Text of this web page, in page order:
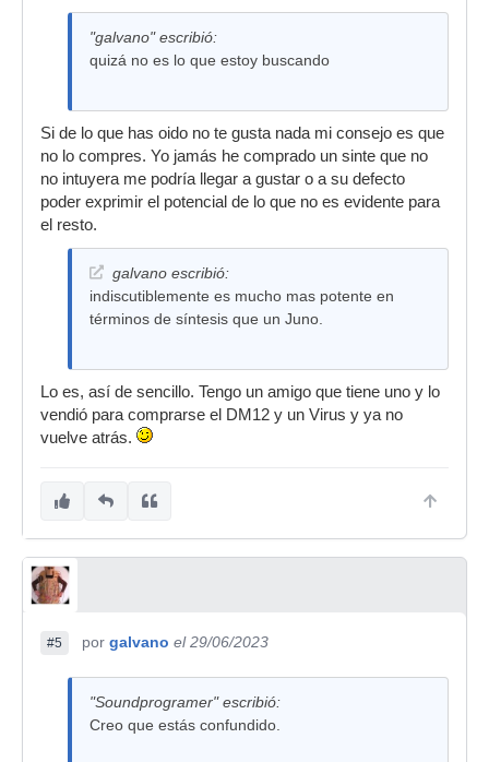
"galvano" escribió:
quizá no es lo que estoy buscando
Si de lo que has oido no te gusta nada mi consejo es que
no lo compres. Yo jamás he comprado un sinte que no
no intuyera me podría llegar a gustar o a su defecto
poder exprimir el potencial de lo que no es evidente para
el resto.
galvano escribió:
indiscutiblemente es mucho mas potente en
términos de síntesis que un Juno.
Lo es, así de sencillo. Tengo un amigo que tiene uno y lo
vendió para comprarse el DM12 y un Virus y ya no
vuelve atrás.
#5 por galvano el 29/06/2023
"Soundprogramer" escribió:
Creo que estás confundido.